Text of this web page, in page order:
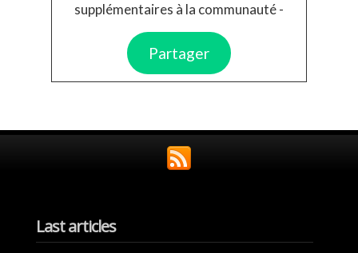
supplémentaires à la communauté -
Partager
Last articles